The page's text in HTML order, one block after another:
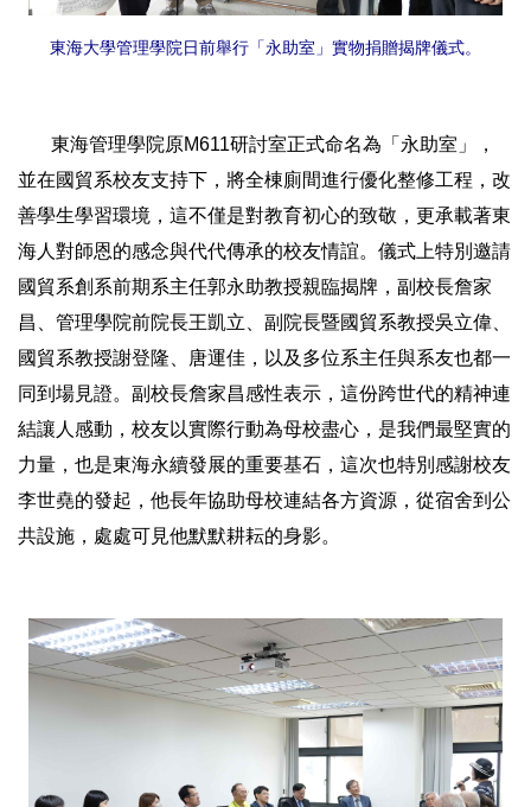
東海大學管理學院日前舉行「永助室」實物捐贈揭牌儀式。
東海管理學院原M611研討室正式命名為「永助室」，
並在國貿系校友支持下，將全棟廁間進行優化整修工程，改
善學生學習環境，這不僅是對教育初心的致敬，更承載著東
海人對師恩的感念與代代傳承的校友情誼。儀式上特別邀請
國貿系創系前期系主任郭永助教授親臨揭牌，副校長詹家
昌、管理學院前院長王凱立、副院長暨國貿系教授吳立偉、
國貿系教授謝登隆、唐運佳，以及多位系主任與系友也都一
同到場見證。副校長詹家昌感性表示，這份跨世代的精神連
結讓人感動，校友以實際行動為母校盡心，是我們最堅實的
力量，也是東海永續發展的重要基石，這次也特別感謝校友
李世堯的發起，他長年協助母校連結各方資源，從宿舍到公
共設施，處處可見他默默耕耘的身影。